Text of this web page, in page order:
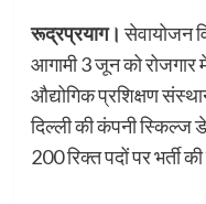
रूद्रप्रयाग।सेवायोजन
आगामी 3 जून को रोजगार
औद्योगिक प्रशिक्षण
दिल्ली की कंपनी स्किल्ज
200 रिक्त पदों पर भर्ती